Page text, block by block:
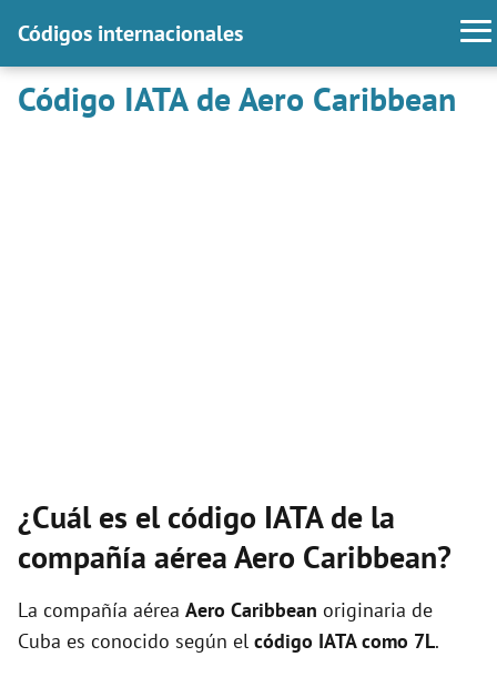
Códigos internacionales
Código IATA de Aero Caribbean
¿Cuál es el código IATA de la
compañía aérea Aero Caribbean?
La compañía aérea Aero Caribbean originaria de
Cuba es conocido según el código IATA como 7L.